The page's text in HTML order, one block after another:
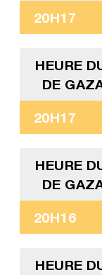
20H17
HEURE
DE
20H17
HEURE
DE
20H16
HEURE